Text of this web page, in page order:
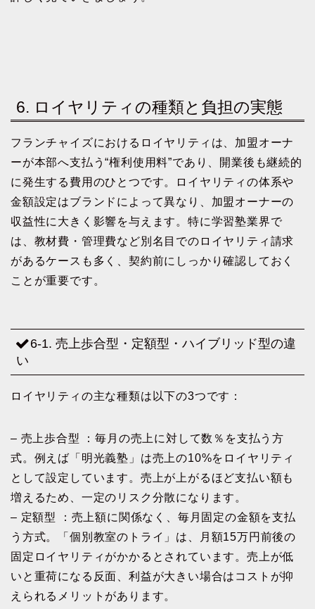
6. ロイヤリティの種類と負担の実態
フランチャイズにおけるロイヤリティは、加盟オーナ
ーが本部へ支払う“権利使用料”であり、開業後も継続的
に発生する費用のひとつです。ロイヤリティの体系や
金額設定はブランドによって異なり、加盟オーナーの
収益性に大きく影響を与えます。特に学習塾業界で
は、教材費・管理費など別名目でのロイヤリティ請求
があるケースも多く、契約前にしっかり確認しておく
ことが重要です。
6-1. 売上歩合型・定額型・ハイブリッド型の違
い
ロイヤリティの主な種類は以下の3つです：
– 売上歩合型 ：毎月の売上に対して数％を支払う方
式。例えば「明光義塾」は売上の10%をロイヤリティ
として設定しています。売上が上がるほど支払い額も
増えるため、一定のリスク分散になります。
– 定額型 ：売上額に関係なく、毎月固定の金額を支払
う方式。「個別教室のトライ」は、月額15万円前後の
固定ロイヤリティがかかるとされています。売上が低
いと重荷になる反面、利益が大きい場合はコストが抑
えられるメリットがあります。